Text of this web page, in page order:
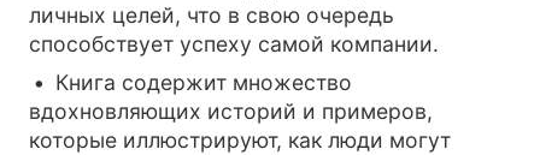
личных целей, что в свою очередь
способствует успеху самой компании.
Книга содержит множество
вдохновляющих историй и примеров,
которые иллюстрируют, как люди могут